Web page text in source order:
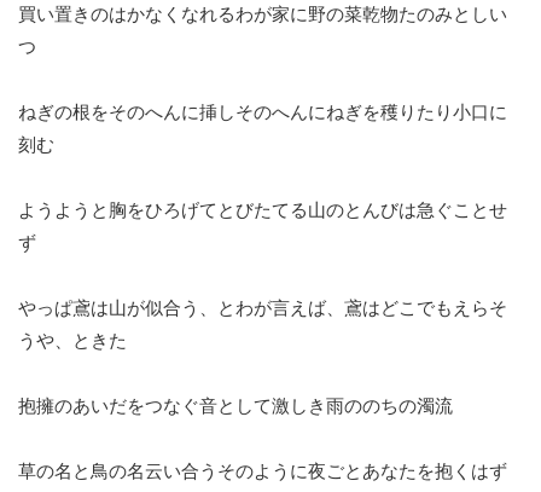
買い置きのはかなくなれるわが家に野の菜乾物たのみとしい
つ
ねぎの根をそのへんに挿しそのへんにねぎを穫りたり小口に
刻む
ようようと胸をひろげてとびたてる山のとんびは急ぐことせ
ず
やっぱ鳶は山が似合う、とわが言えば、鳶はどこでもえらそ
うや、ときた
抱擁のあいだをつなぐ音として激しき雨ののちの濁流
草の名と鳥の名云い合うそのように夜ごとあなたを抱くはず